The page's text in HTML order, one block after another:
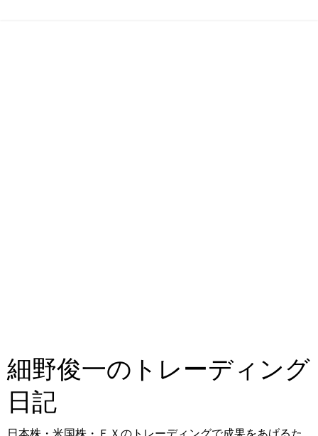
細野俊一のトレーディング
日記
日本株・米国株・ＦＸのトレーディングで成果をあげるた